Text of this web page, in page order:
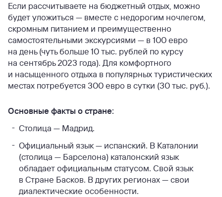
Если рассчитываете на бюджетный отдых, можно
будет уложиться — вместе с недорогим ночлегом,
скромным питанием и преимущественно
самостоятельными экскурсиями — в 100 евро
на день (чуть больше 10 тыс. рублей по курсу
на сентябрь 2023 года). Для комфортного
и насыщенного отдыха в популярных туристических
местах потребуется 300 евро в сутки (30 тыс. руб.).
Основные факты о стране:
Столица — Мадрид.
Официальный язык — испанский. В Каталонии
(столица — Барселона) каталонский язык
обладает официальным статусом. Свой язык
в Стране Басков. В других регионах — свои
диалектические особенности.